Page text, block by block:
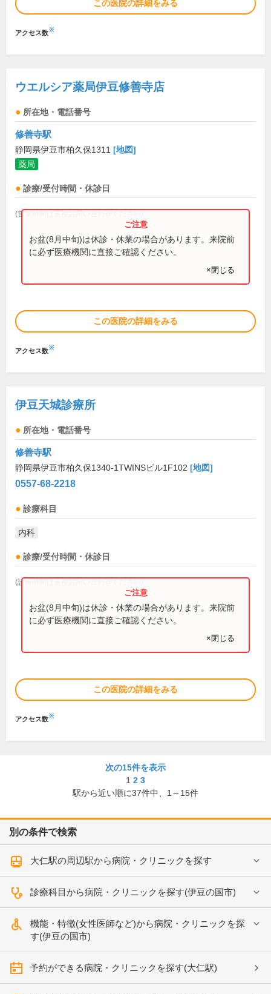
この医院の詳細をみる
アクセス数※
ウエルシア薬局伊豆修善寺店
所在地・電話番号
修善寺駅
静岡県伊豆市柏久保1311 [地図]
薬局
診療/受付時間・休診日
(営業時間は直接お問い合わせください)
お盆(8月中旬)は休診・休業の場合があります。来院前
に必ず医療機関に直接ご確認ください。
×閉じる
この医院の詳細をみる
アクセス数※
伊豆天城診療所
所在地・電話番号
修善寺駅
静岡県伊豆市柏久保1340-1TWINSビル1F102 [地図]
0557-68-2218
診療科目
内科
診療/受付時間・休診日
(診療時間は直接お問い合わせください)
お盆(8月中旬)は休診・休業の場合があります。来院前
に必ず医療機関に直接ご確認ください。
×閉じる
この医院の詳細をみる
アクセス数※
次の15件を表示
1 2 3
駅から近い順に37件中、 1～15件
別の条件で検索
大仁駅の周辺駅から病院・クリニックを探す
診療科目から病院・クリニックを探す(伊豆の国市)
機能・特徴(女性医師など)から病院・クリニックを探
す(伊豆の国市)
予約ができる病院・クリニックを探す(大仁駅)